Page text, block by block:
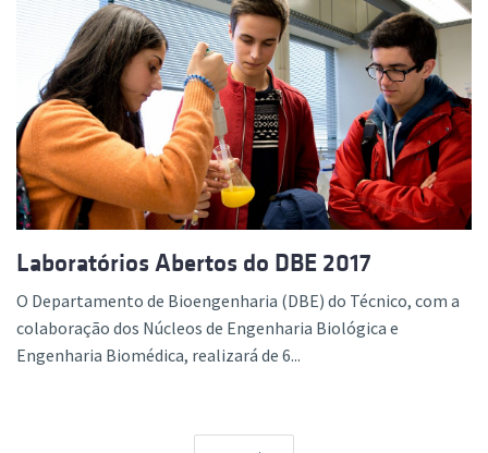
Laboratórios Abertos do DBE 2017
O Departamento de Bioengenharia (DBE) do Técnico, com a
colaboração dos Núcleos de Engenharia Biológica e
Engenharia Biomédica, realizará de 6...